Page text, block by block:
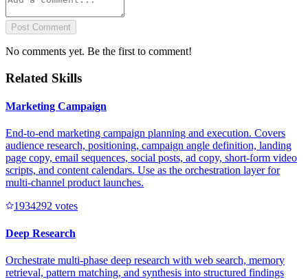
Post Comment
No comments yet. Be the first to comment!
Related Skills
Marketing Campaign
End-to-end marketing campaign planning and execution. Covers
audience research, positioning, campaign angle definition, landing
page copy, email sequences, social posts, ad copy, short-form video
scripts, and content calendars. Use as the orchestration layer for
multi-channel product launches.
1934292 votes
Deep Research
Orchestrate multi-phase deep research with web search, memory
retrieval, pattern matching, and synthesis into structured findings